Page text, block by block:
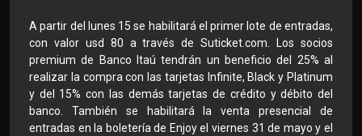
A partir del lunes 15 se habilitará el primer lote de entradas,
con valor usd 80 a través de Suticket.com. Los socios
premium de Banco Itaú tendrán un beneficio del 25% al
realizar la compra con las tarjetas Infinite, Black y Platinum
y del 15% con las demás tarjetas de crédito y débito del
banco. También se habilitará la venta presencial de
entradas en la boletería de Enjoy el viernes 31 de mayo y el